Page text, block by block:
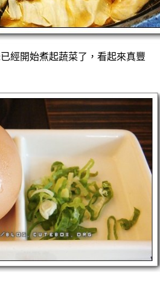
經開始煮起蔬菜了，看起來真豐